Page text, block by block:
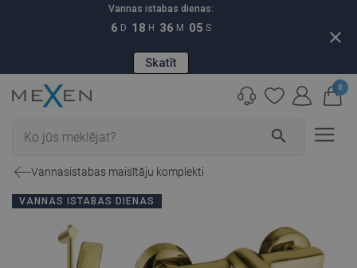
Vannas istabas dienas:
6 D 18 H 36 M 04 S
Skatīt
close
search
0
Vannasistabas maisītāju komplekti
VANNAS ISTABAS DIENAS